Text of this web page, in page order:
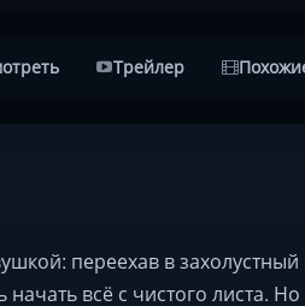
Трейлер
переехав в
начать всё с чистого листа.